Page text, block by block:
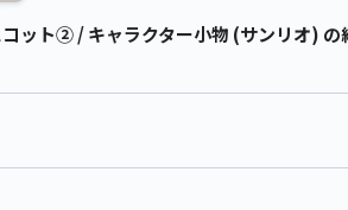
ット② / キャラクター小物 (サンリオ) の